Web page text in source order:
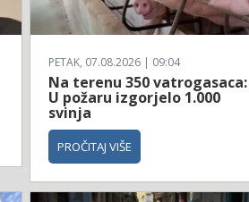
PETAK, 07.08.2026 | 09:04
Na terenu 350 vatrogasaca:
U požaru izgorjelo 1.000
svinja
PROČITAJ VIŠE